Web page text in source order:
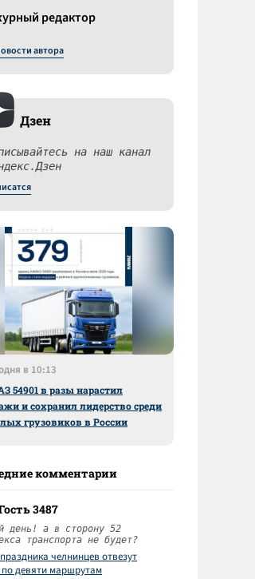
редактор
автора
Дзен
на наш канал
в 10:13
54901 в разы нарастил
и сохранил лидерство среди
грузовиков в России
комментарии
3487
день! а в сторону 52
транспорта не будет?
челнинцев отвезут
девяти маршрутам